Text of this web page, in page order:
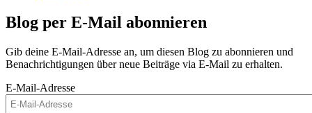
Blog per E-Mail abonnieren
Gib deine E-Mail-Adresse an, um diesen Blog zu abonnieren und
Benachrichtigungen über neue Beiträge via E-Mail zu erhalten.
E-Mail-Adresse